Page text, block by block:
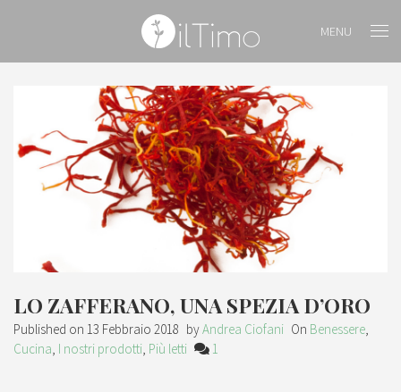
MENU
LO ZAFFERANO, UNA SPEZIA D’ORO
Published on 13 Febbraio 2018 byAndrea Ciofani On Benessere,
Cucina, I nostri prodotti, Più letti 1